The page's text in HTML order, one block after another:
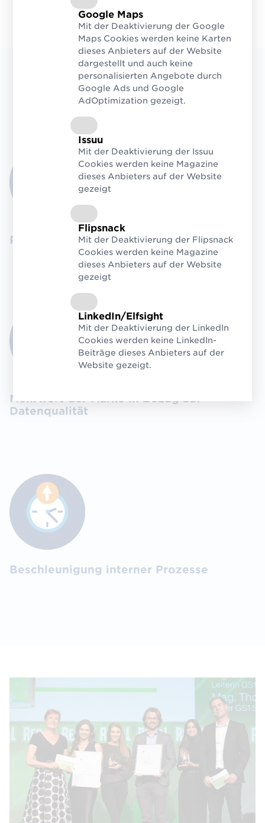
Welche Vorteile hat eine
Teilnahme für Sie?
Positives Signal an den Handelspartner
Mehrwert der Marke in Bezug auf
Datenqualität
Beschleunigung interner Prozesse
Google Maps
Mit der Deaktivierung der Google
Maps Cookies werden keine Karten
dieses Anbieters auf der Website
dargestellt und auch keine
personalisierten Angebote durch
Google Ads und Google
AdOptimization gezeigt.
Issuu
Mit der Deaktivierung der Issuu
Cookies werden keine Magazine
dieses Anbieters auf der Website
gezeigt
Flipsnack
Mit der Deaktivierung der Flipsnack
Cookies werden keine Magazine
dieses Anbieters auf der Website
gezeigt
LinkedIn/Elfsight
Mit der Deaktivierung der LinkedIn
Cookies werden keine LinkedIn-
Beiträge dieses Anbieters auf der
Website gezeigt.